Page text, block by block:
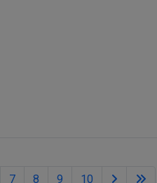
7 8 9 10